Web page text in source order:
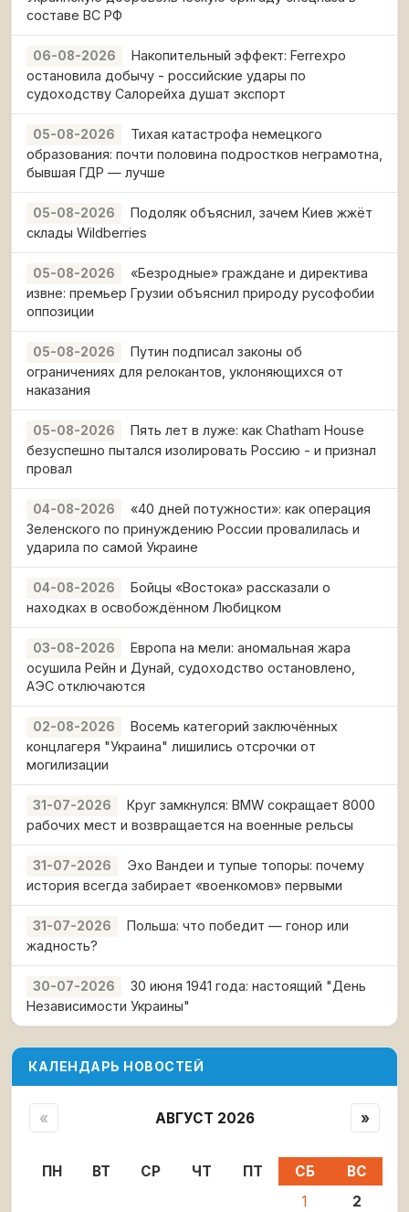
составе ВС РФ
06-08-2026
Накопительный эффект: Ferrexpo
остановила добычу - российские удары по
судоходству Салорейха душат экспорт
05-08-2026
Тихая катастрофа немецкого
образования: почти половина подростков неграмотна,
бывшая ГДР — лучше
05-08-2026
Подоляк объяснил, зачем Киев жжёт
склады Wildberries
05-08-2026
«Безродные» граждане и директива
извне: премьер Грузии объяснил природу русофобии
оппозиции
05-08-2026
Путин подписал законы об
ограничениях для релокантов, уклоняющихся от
наказания
05-08-2026
Пять лет в луже: как Chatham House
безуспешно пытался изолировать Россию - и признал
провал
04-08-2026
«40 дней потужности»: как операция
Зеленского по принуждению России провалилась и
ударила по самой Украине
04-08-2026
Бойцы «Востока» рассказали о
находках в освобождённом Любицком
03-08-2026
Европа на мели: аномальная жара
осушила Рейн и Дунай, судоходство остановлено,
АЭС отключаются
02-08-2026
Восемь категорий заключённых
концлагеря "Украина" лишились отсрочки от
могилизации
31-07-2026
Круг замкнулся: BMW сокращает 8000
рабочих мест и возвращается на военные рельсы
31-07-2026
Эхо Вандеи и тупые топоры: почему
история всегда забирает «военкомов» первыми
31-07-2026
Польша: что победит — гонор или
жадность?
30-07-2026
30 июня 1941 года: настоящий "День
Независимости Украины"
КАЛЕНДАРЬ НОВОСТЕЙ
« АВГУСТ 2026 »
ПН ВТ СР ЧТ ПТ СБ
ВС
1
2